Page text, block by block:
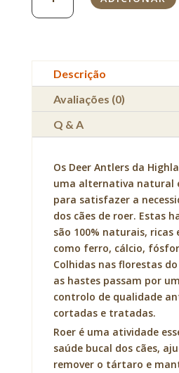
Haste
Descrição
Avaliações (0)
Q & A
Os Deer Antlers da
uma alternativa natural
para satisfazer a
dos cães de roer. Estas
são 100% naturais, ricas
como ferro, cálcio,
Colhidas nas florestas
as hastes passam por
controlo de qualidade
cortadas e tratadas.
Roer é uma atividade
saúde bucal dos cães,
remover o tártaro e